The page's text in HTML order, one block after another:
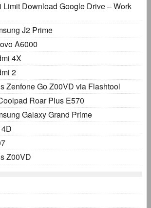
Limit Download Google Drive – Work
J2 Prime
A6000
4X
2
Zenfone Go Z00VD via Flashtool
Roar Plus E570
Galaxy Grand Prime
Z00VD